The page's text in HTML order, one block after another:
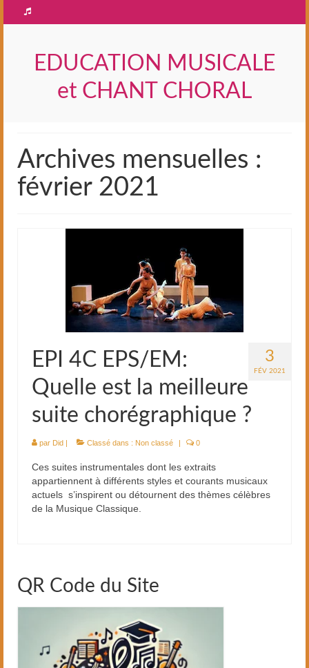
EDUCATION MUSICALE
et CHANT CHORAL
Archives mensuelles :
février 2021
3
FÉV 2021
EPI 4C EPS/EM:
Quelle est la meilleure
suite chorégraphique ?
par Did | Classé dans : Non classé | 0
Ces suites instrumentales dont les extraits
appartiennent à différents styles et courants musicaux
actuels s’inspirent ou détournent des thèmes célèbres
de la Musique Classique.
QR Code du Site